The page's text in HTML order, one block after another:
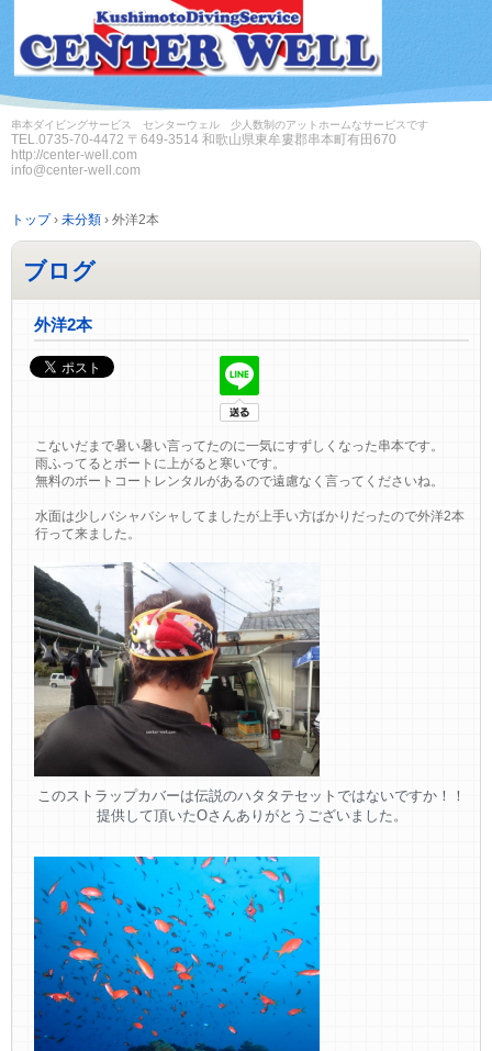
串本ダイビングサービス センターウェル 少人数制のアットホームなサービスです
TEL.0735-70-4472 〒649-3514 和歌山県東牟婁郡串本町有田670
http://center-well.com
info@center-well.com
トップ› 未分類 › 外洋2本
ブログ
外洋2本
こないだまで暑い暑い言ってたのに一気にすずしくなった串本です。
雨ふってるとボートに上がると寒いです。
無料のボートコートレンタルがあるので遠慮なく言ってくださいね。
水面は少しバシャバシャしてましたが上手い方ばかりだったので外洋2本
行って来ました。
このストラップカバーは伝説のハタタテセットではないですか！！
提供して頂いたOさんありがとうございました。